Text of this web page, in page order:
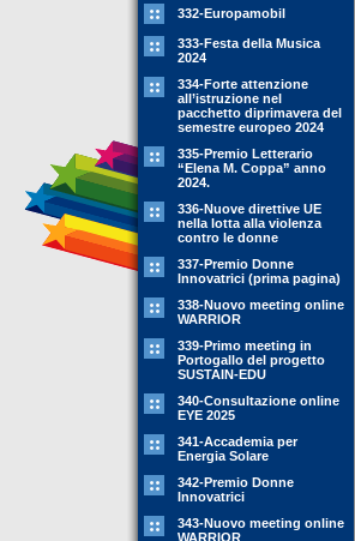
332-Europamobil
333-Festa della Musica
2024
334-Forte attenzione
all’istruzione nel
pacchetto diprimavera del
semestre europeo 2024
335-Premio Letterario
“Elena M. Coppa” anno
2024.
336-Nuove direttive UE
nella lotta alla violenza
contro le donne
337-Premio Donne
Innovatrici (prima pagina)
338-Nuovo meeting online
WARRIOR
339-Primo meeting in
Portogallo del progetto
SUSTAIN-EDU
340-Consultazione online
EYE 2025
341-Accademia per
Energia Solare
342-Premio Donne
Innovatrici
343-Nuovo meeting online
WARRIOR